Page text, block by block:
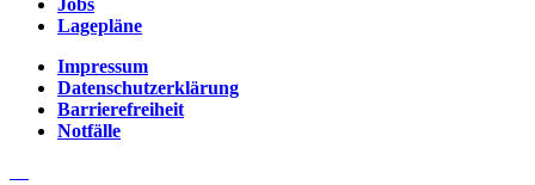
Lagepläne
Impressum
Datenschutzerklärung
Barrierefreiheit
Notfälle